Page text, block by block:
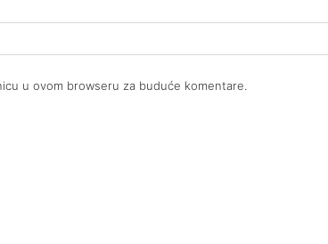
u ovom browseru za buduće komentare.